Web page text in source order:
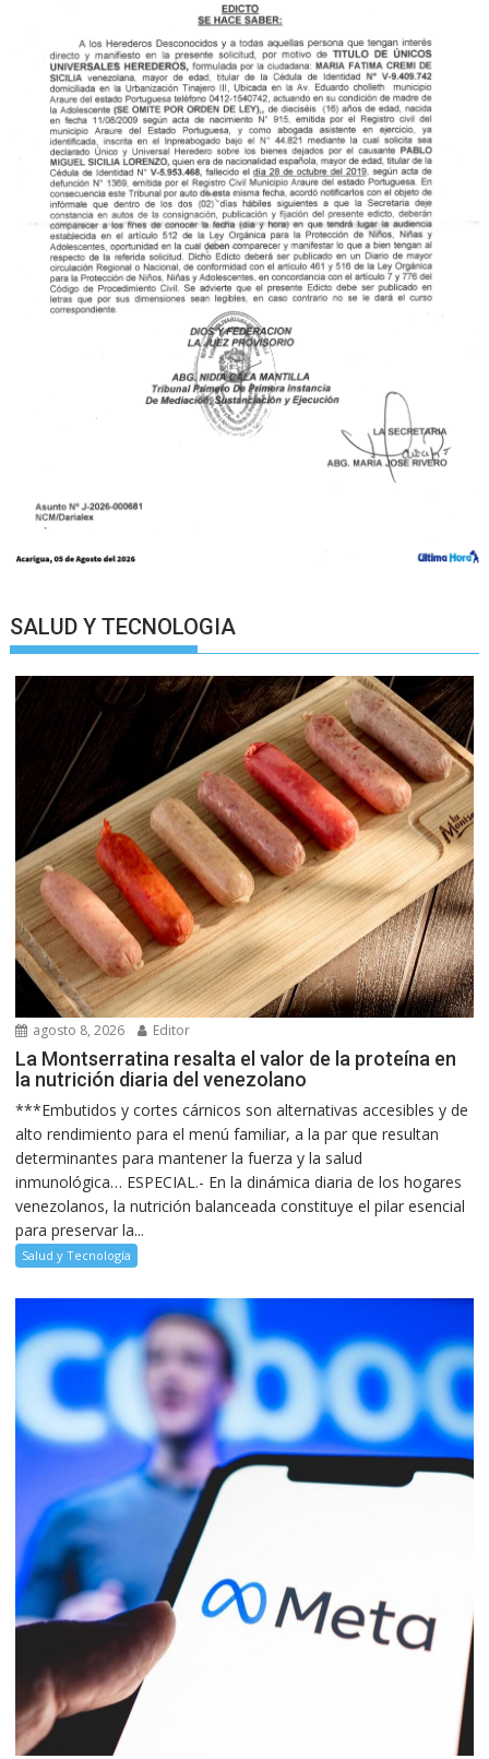
SALUD Y TECNOLOGIA
agosto 8, 2026 Editor
La Montserratina resalta el valor de la proteína en
la nutrición diaria del venezolano
***Embutidos y cortes cárnicos son alternativas accesibles y de
alto rendimiento para el menú familiar, a la par que resultan
determinantes para mantener la fuerza y la salud
inmunológica… ESPECIAL.- En la dinámica diaria de los hogares
venezolanos, la nutrición balanceada constituye el pilar esencial
para preservar la...
Salud y Tecnología